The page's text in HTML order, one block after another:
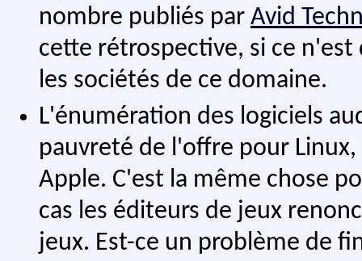
nombre publiés par Avid
cette rétrospective, si ce
les sociétés de ce domaine.
L'énumération des logiciels
pauvreté de l'offre pour
Apple. C'est la même chose
cas les éditeurs de jeux
jeux. Est-ce un problème de